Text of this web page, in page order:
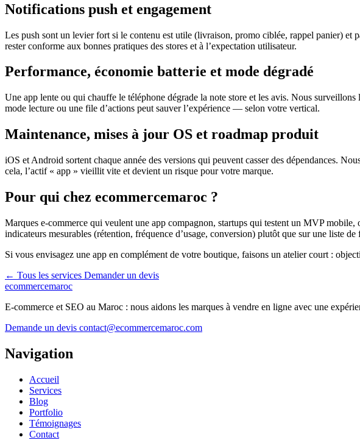
Notifications push et engagement
Les push sont un levier fort si le contenu est utile (livraison, promo ciblée, rappel panier) et
rester conforme aux bonnes pratiques des stores et à l’expectation utilisateur.
Performance, économie batterie et mode dégradé
Une app lente ou qui chauffe le téléphone dégrade la note store et les avis. Nous
mode lecture ou une file d’actions peut sauver l’expérience — selon votre vertical.
Maintenance, mises à jour OS et roadmap produit
iOS et Android sortent chaque année des versions qui peuvent casser des dépendances.
cela, l’actif « app » vieillit vite et devient un risque pour votre marque.
Pour qui chez ecommercemaroc ?
Marques e-commerce qui veulent une app compagnon, startups qui testent un MVP
indicateurs mesurables (rétention, fréquence d’usage, conversion) plutôt que sur une liste
Si vous envisagez une app en complément de votre boutique, faisons un atelier court :
← Tous les services Demander un devis
ecommercemaroc
E-commerce et SEO au Maroc : nous aidons les marques à vendre en ligne avec une
Demande un devis contact@ecommercemaroc.com
Navigation
Accueil
Services
Blog
Portfolio
Témoignages
Contact